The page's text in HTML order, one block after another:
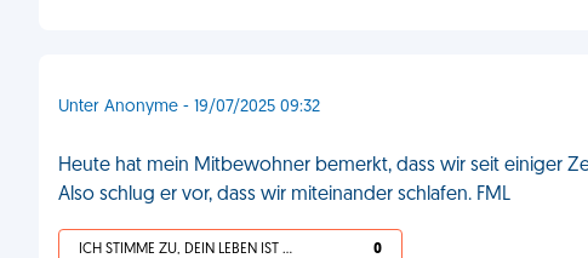
Unter Anonyme - 19/07/2025 09:32
Heute hat mein Mitbewohner bemerkt, dass wir seit einiger
Also schlug er vor, dass wir miteinander schlafen. FML
ICH STIMME ZU, DEIN LEBEN IST SCHEISSE 0